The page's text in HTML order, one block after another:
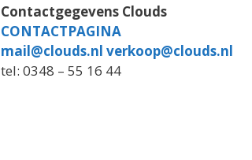
Contactgegevens Clouds
CONTACTPAGINA
mail@clouds.nl verkoop@clouds.nl
tel: 0348 – 55 16 44